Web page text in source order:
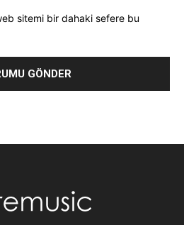
sitemi bir dahaki sefere bu